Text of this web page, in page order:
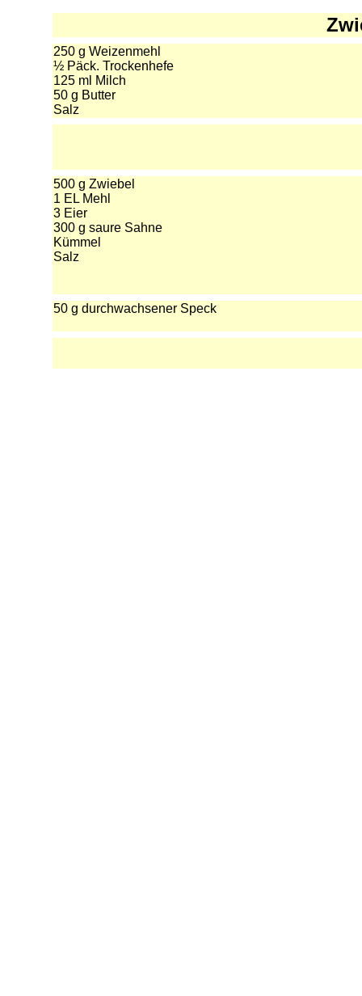
250 g Weizenmehl
½ Päck. Trockenhefe
125 ml Milch
50 g Butter
Salz
500 g Zwiebel
1 EL Mehl
3 Eier
300 g saure Sahne
Kümmel
Salz
50 g durchwachsener Speck